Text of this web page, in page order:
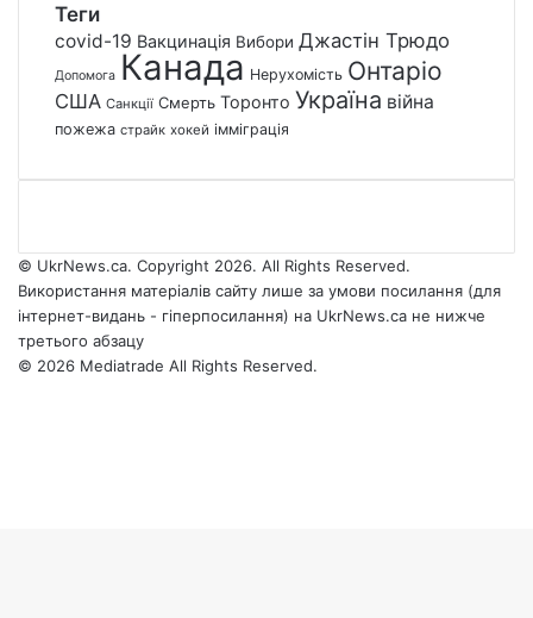
Теги
covid-19 Вакцинація Вибори Джастін Трюдо
Допомога Канада Нерухомість Онтаріо
США Санкції Смерть Торонто Україна війна
пожежа страйк хокей імміграція
© UkrNews.ca. Copyright 2026. All Rights Reserved.
Використання матеріалів сайту лише за умови посилання (для
інтернет-видань - гіперпосилання) на UkrNews.ca не нижче
третього абзацу
© 2026 Mediatrade All Rights Reserved.